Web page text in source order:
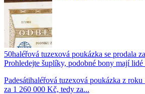
50haléřová tuzexová poukázka se prodala
Prohledejte šuplíky, podobné bony mají lidé
Padesátihaléřová tuzexová poukázka z
za 1 260 000 Kč, tedy za...